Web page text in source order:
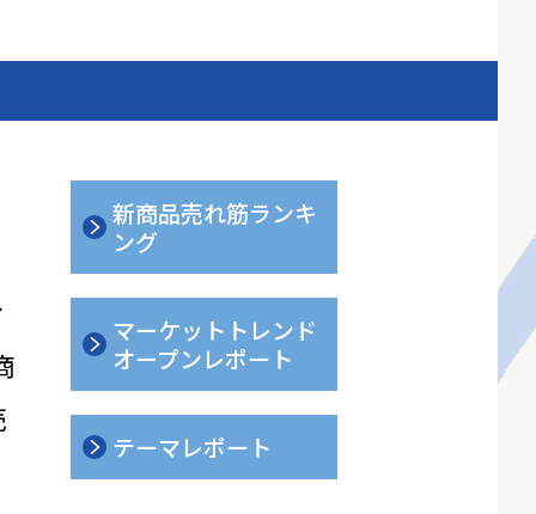
新商品売れ筋ランキ
ング
マーケットトレンド
オープンレポート
テーマレポート